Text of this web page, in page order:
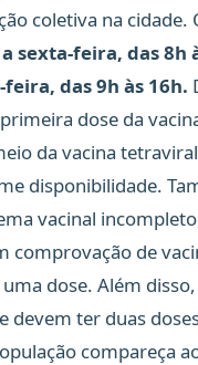
coletiva na cidade.
sexta-feira, das 8h
das 9h às 16h.
dose da
da vacina
disponibilidade.
vacinal
comprovação de
dose. Além disso,
devem ter duas
compareça